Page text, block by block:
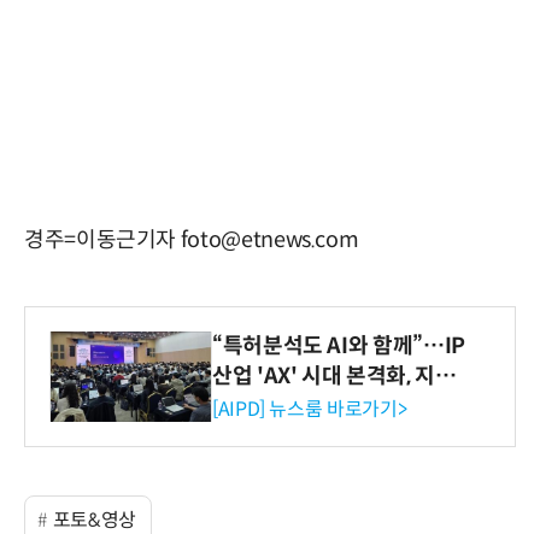
경주=이동근기자 foto@etnews.com
“특허분석도 AI와 함께”…IP
산업 'AX' 시대 본격화, 지식
재산처 1호 AI IP데이터분석
[AIPD] 뉴스룸 바로가기>
포토&영상